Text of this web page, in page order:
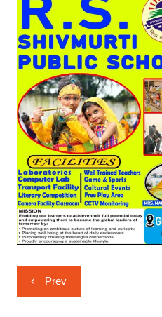
Post
navigation
Prev